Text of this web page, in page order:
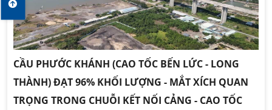
CẦU PHƯỚC KHÁNH (CAO TỐC BẾN LỨC - LONG
THÀNH) ĐẠT 96% KHỐI LƯỢNG - MẮT XÍCH QUAN
TRỌNG TRONG CHUỖI KẾT NỐI CẢNG - CAO TỐC